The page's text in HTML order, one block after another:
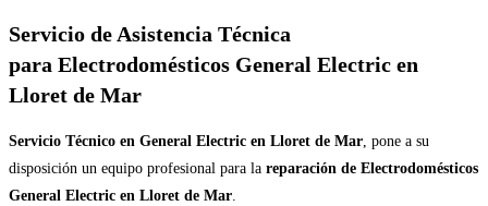
Servicio de Asistencia Técnica
para Electrodomésticos General Electric en
Lloret de Mar
Servicio Técnico en General Electric en Lloret de Mar, pone a su
disposición un equipo profesional para la reparación de Electrodomésticos
General Electric en Lloret de Mar.